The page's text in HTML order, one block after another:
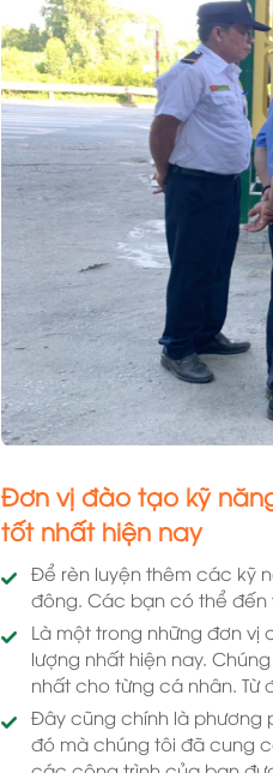
Đơn vị đào tạo kỹ
tốt nhất hiện nay
Để rèn luyện thêm các kỹ
đông. Các bạn có thể đến
Là một trong những đơn
lượng nhất hiện nay.
nhất cho từng cá nhân. Từ
Đây cũng chính là phương
đó mà chúng tôi đã cung